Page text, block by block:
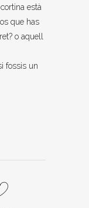
està
que has
o aquell
fossis un